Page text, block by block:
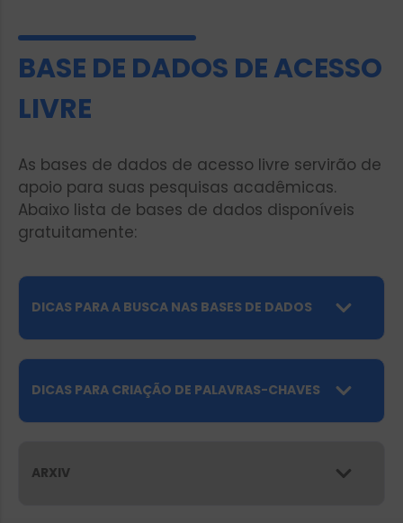
BASE DE DADOS DE ACESSO
LIVRE
As bases de dados de acesso livre servirão de
apoio para suas pesquisas acadêmicas.
Abaixo lista de bases de dados disponíveis
gratuitamente:
DICAS PARA A BUSCA NAS BASES DE DADOS
DICAS PARA CRIAÇÃO DE PALAVRAS-CHAVES
ARXIV